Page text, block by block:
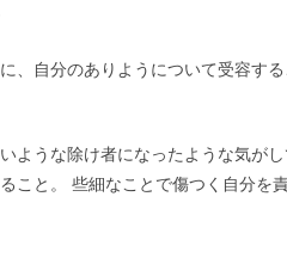
、自分のありようについて受容す
うな除け者になったような気がし
こと。 些細なことで傷つく自分を